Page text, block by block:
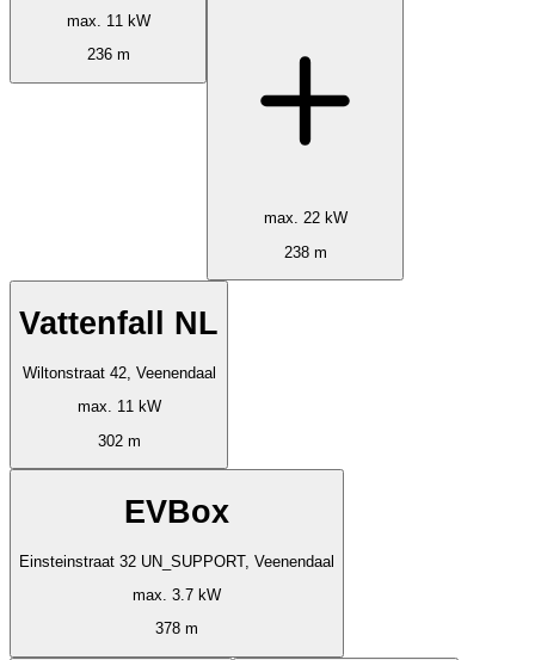
max. 11 kW
236 m
max. 22 kW
238 m
Vattenfall NL
Wiltonstraat 42, Veenendaal
max. 11 kW
302 m
EVBox
Einsteinstraat 32 UN_SUPPORT, Veenendaal
max. 3.7 kW
378 m